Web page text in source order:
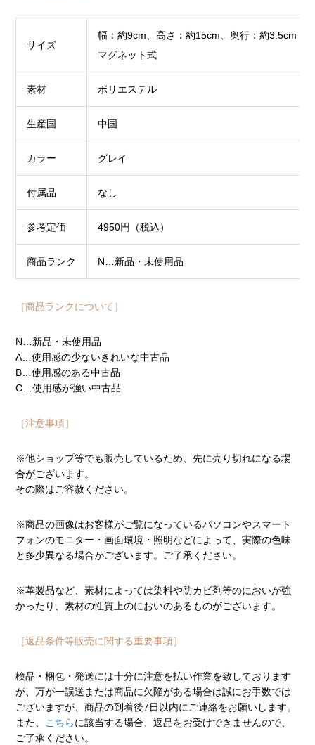
サイズ
幅：約9cm、高さ：約15cm、奥行：約3.5cm
マグネット式
素材 ポリエステル
生産国 中国
カラー グレイ
付属品 なし
参考定価 4950円（税込）
商品ランク N…新品・未使用品
［商品ランクについて］
N…新品・未使用品
A…使用感の少ないきれいな中古品
B…使用感のある中古品
C…使用感が強い中古品
［注意事項］
※他ショップ等でも販売しているため、先に売り切れになる場
合がございます。
その際はご容赦ください。
※商品の画像はお客様がご覧になっているパソコンやスマート
フォンのモニター・画面環境・照明などによって、実際の色味
と多少異なる場合がございます。ご了承ください。
※革製品など、素材によっては染料や防カビ剤等のにおいが強
かったり、素材の性質上のにおいのあるものがございます。
［返品条件等販売に関する重要事項］
検品・梱包・発送には十分に注意を払い作業を致しております
が、万が一誤送または商品に欠陥がある場合は誠にお手数では
ございますが、商品の到着後7日以内にご連絡をお願いします。
また、 こちらに該当する場合、返品をお受けできませんので、
ご了承ください。